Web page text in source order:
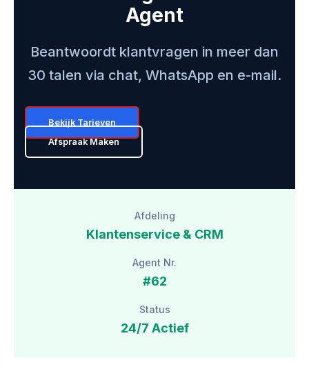
Agent
Beantwoordt klantvragen in meer dan
30 talen via chat, WhatsApp en e-mail.
Bekijk Tarieven
Afspraak Maken
Afdeling
Klantenservice & CRM
Agent Nr.
#62
Status
24/7 Actief